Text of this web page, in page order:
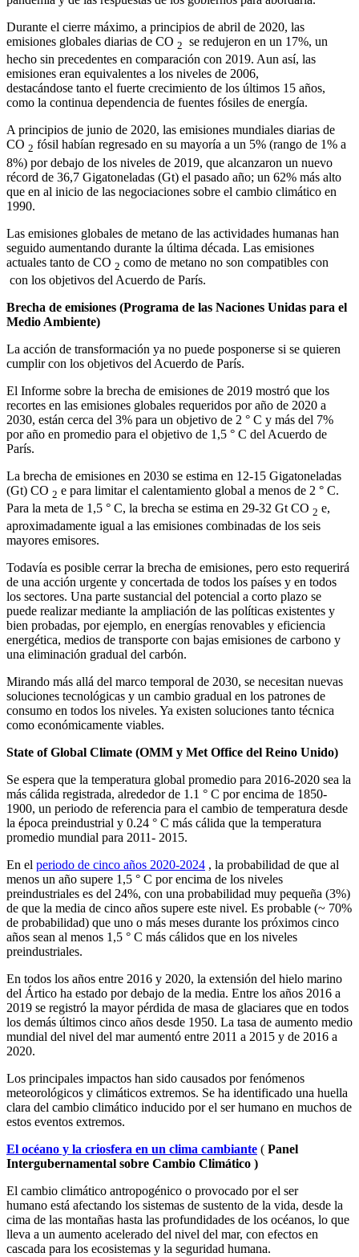
Durante el cierre máximo, a principios de abril de 2020, las
emisiones globales diarias de CO 2 se redujeron en un 17%, un
hecho sin precedentes en comparación con 2019. Aun así, las
emisiones eran equivalentes a los niveles de 2006,
destacándose tanto el fuerte crecimiento de los últimos 15 años,
como la continua dependencia de fuentes fósiles de energía.
A principios de junio de 2020, las emisiones mundiales diarias de
CO 2 fósil habían regresado en su mayoría a un 5% (rango de 1% a
8%) por debajo de los niveles de 2019, que alcanzaron un nuevo
récord de 36,7 Gigatoneladas (Gt) el pasado año; un 62% más alto
que en al inicio de las negociaciones sobre el cambio climático en
1990.
Las emisiones globales de metano de las actividades humanas han
seguido aumentando durante la última década. Las emisiones
actuales tanto de CO 2 como de metano no son compatibles con
con los objetivos del Acuerdo de París.
Brecha de emisiones (Programa de las Naciones Unidas para el
Medio Ambiente)
La acción de transformación ya no puede posponerse si se quieren
cumplir con los objetivos del Acuerdo de París.
El Informe sobre la brecha de emisiones de 2019 mostró que los
recortes en las emisiones globales requeridos por año de 2020 a
2030, están cerca del 3% para un objetivo de 2 ° C y más del 7%
por año en promedio para el objetivo de 1,5 ° C del Acuerdo de
París.
La brecha de emisiones en 2030 se estima en 12-15 Gigatoneladas
(Gt) CO 2 e para limitar el calentamiento global a menos de 2 ° C.
Para la meta de 1,5 ° C, la brecha se estima en 29-32 Gt CO 2 e,
aproximadamente igual a las emisiones combinadas de los seis
mayores emisores.
Todavía es posible cerrar la brecha de emisiones, pero esto requerirá
de una acción urgente y concertada de todos los países y en todos
los sectores. Una parte sustancial del potencial a corto plazo se
puede realizar mediante la ampliación de las políticas existentes y
bien probadas, por ejemplo, en energías renovables y eficiencia
energética, medios de transporte con bajas emisiones de carbono y
una eliminación gradual del carbón.
Mirando más allá del marco temporal de 2030, se necesitan nuevas
soluciones tecnológicas y un cambio gradual en los patrones de
consumo en todos los niveles. Ya existen soluciones tanto técnica
como económicamente viables.
State of Global Climate (OMM y Met Office del Reino Unido)
Se espera que la temperatura global promedio para 2016-2020 sea la
más cálida registrada, alrededor de 1.1 ° C por encima de 1850-
1900, un periodo de referencia para el cambio de temperatura desde
la época preindustrial y 0.24 ° C más cálida que la temperatura
promedio mundial para 2011- 2015.
En el periodo de cinco años 2020-2024 , la probabilidad de que al
menos un año supere 1,5 ° C por encima de los niveles
preindustriales es del 24%, con una probabilidad muy pequeña (3%)
de que la media de cinco años supere este nivel. Es probable (~ 70%
de probabilidad) que uno o más meses durante los próximos cinco
años sean al menos 1,5 ° C más cálidos que en los niveles
preindustriales.
En todos los años entre 2016 y 2020, la extensión del hielo marino
del Ártico ha estado por debajo de la media. Entre los años 2016 a
2019 se registró la mayor pérdida de masa de glaciares que en todos
los demás últimos cinco años desde 1950. La tasa de aumento medio
mundial del nivel del mar aumentó entre 2011 a 2015 y de 2016 a
2020.
Los principales impactos han sido causados ​​por fenómenos
meteorológicos y climáticos extremos. Se ha identificado una huella
clara del cambio climático inducido por el ser humano en muchos de
estos eventos extremos.
El océano y la criosfera en un clima cambiante ( Panel
Intergubernamental sobre Cambio Climático )
El cambio climático antropogénico o provocado por el ser
humano está afectando los sistemas de sustento de la vida, desde la
cima de las montañas hasta las profundidades de los océanos, lo que
lleva a un aumento acelerado del nivel del mar, con efectos en
cascada para los ecosistemas y la seguridad humana.